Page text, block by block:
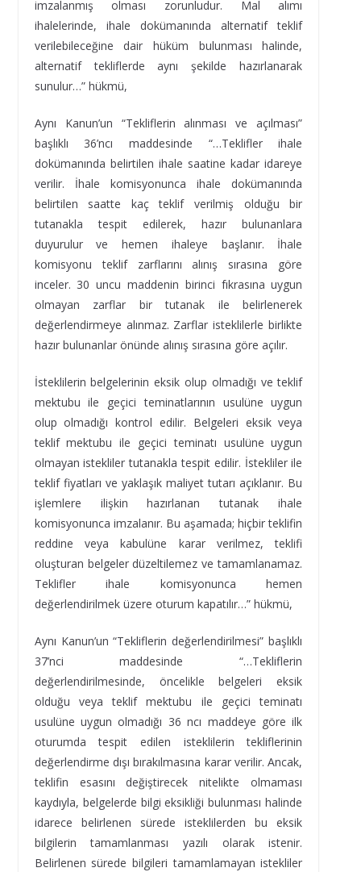
imzalanmış olması zorunludur. Mal alımı
ihalelerinde, ihale dokümanında alternatif teklif
verilebileceğine dair hüküm bulunması halinde,
alternatif tekliflerde aynı şekilde hazırlanarak
sunulur…” hükmü,
Aynı Kanun’un “Tekliflerin alınması ve açılması”
başlıklı 36’ncı maddesinde “…Teklifler ihale
dokümanında belirtilen ihale saatine kadar idareye
verilir. İhale komisyonunca ihale dokümanında
belirtilen saatte kaç teklif verilmiş olduğu bir
tutanakla tespit edilerek, hazır bulunanlara
duyurulur ve hemen ihaleye başlanır. İhale
komisyonu teklif zarflarını alınış sırasına göre
inceler. 30 uncu maddenin birinci fıkrasına uygun
olmayan zarflar bir tutanak ile belirlenerek
değerlendirmeye alınmaz. Zarflar isteklilerle birlikte
hazır bulunanlar önünde alınış sırasına göre açılır.
İsteklilerin belgelerinin eksik olup olmadığı ve teklif
mektubu ile geçici teminatlarının usulüne uygun
olup olmadığı kontrol edilir. Belgeleri eksik veya
teklif mektubu ile geçici teminatı usulüne uygun
olmayan istekliler tutanakla tespit edilir. İstekliler ile
teklif fiyatları ve yaklaşık maliyet tutarı açıklanır. Bu
işlemlere ilişkin hazırlanan tutanak ihale
komisyonunca imzalanır. Bu aşamada; hiçbir teklifin
reddine veya kabulüne karar verilmez, teklifi
oluşturan belgeler düzeltilemez ve tamamlanamaz.
Teklifler ihale komisyonunca hemen
değerlendirilmek üzere oturum kapatılır…” hükmü,
Aynı Kanun’un “Tekliflerin değerlendirilmesi” başlıklı
37’nci maddesinde “…Tekliflerin
değerlendirilmesinde, öncelikle belgeleri eksik
olduğu veya teklif mektubu ile geçici teminatı
usulüne uygun olmadığı 36 ncı maddeye göre ilk
oturumda tespit edilen isteklilerin tekliflerinin
değerlendirme dışı bırakılmasına karar verilir. Ancak,
teklifin esasını değiştirecek nitelikte olmaması
kaydıyla, belgelerde bilgi eksikliği bulunması halinde
idarece belirlenen sürede isteklilerden bu eksik
bilgilerin tamamlanması yazılı olarak istenir.
Belirlenen sürede bilgileri tamamlamayan istekliler